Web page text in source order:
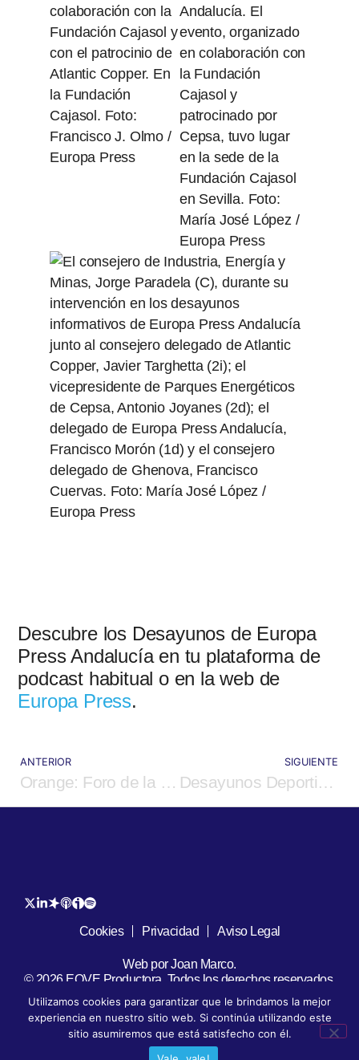
Descubre los Desayunos de Europa
Press Andalucía en tu plataforma de
podcast habitual o en la web de
Europa Press.
ANTERIOR SIGUIENTE
Cookies Privacidad Aviso Legal
Web por Joan Marco.
© 2026 EOVE Productora. Todos los derechos reservados.
Utilizamos cookies para garantizar que le brindamos la mejor
experiencia en nuestro sitio web. Si continúa utilizando este
sitio asumiremos que está satisfecho con él.